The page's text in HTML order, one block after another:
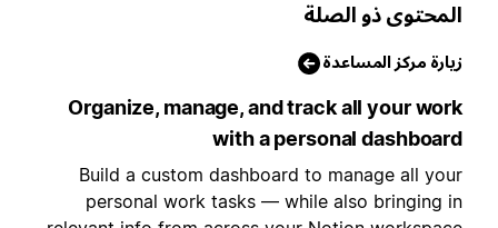
ذو الصلة
مركز المساعدة
Organize, manage, and track all your
with a personal
Build a custom dashboard to manage all
personal work tasks — while also bringing